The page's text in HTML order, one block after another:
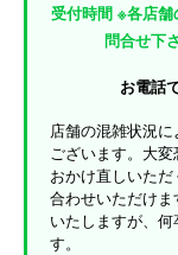
受付時間 ※各店
問合せ下
お電話
店舗の混雑状況
ございます。大
おかけ直しいただ
合わせいただけ
いたしますが、
す。